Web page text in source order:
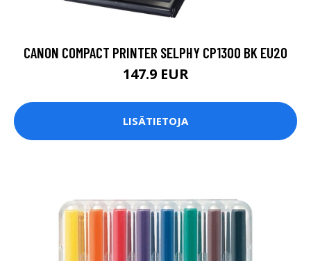
CANON COMPACT PRINTER SELPHY CP1300 BK EU20
147.9 EUR
LISÄTIETOJA